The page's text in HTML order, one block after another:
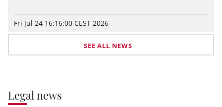
Fri Jul 24 16:16:00 CEST 2026
SEE ALL NEWS
Legal news